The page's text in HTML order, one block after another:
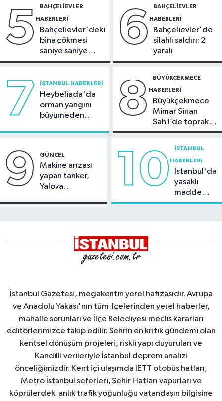
komisyonda
5 BAHÇELIEVLER
HABERLERI
Bahçelievler'deki
bina çökmesi
saniye saniye
görüntülendi
6 BAHÇELIEVLER
HABERLERI
Bahçelievler'de
silahlı saldırı: 2
yaralı
7 İSTANBUL HABERLERI
Heybeliada'da
orman yangını
büyümeden
8 BÜYÜKÇEKMECE
HABERLERI
Büyükçekmece
Mimar Sinan
Sahil’de toprak
kayması
9 GÜNCEL
Makine arızası
yapan tanker,
Yalova
10 İSTANBUL
HABERLERI
İstanbul'da
yasaklı
madde
operasyonu
İstanbul Gazetesi, megakentin yerel hafızasıdır. Avrupa
ve Anadolu Yakası'nın tüm ilçelerinden yerel haberler,
mahalle sorunları ve İlçe Belediyesi meclis kararları
editörlerimizce takip edilir. Şehrin en kritik gündemi olan
kentsel dönüşüm projeleri, riskli yapı duyuruları ve
Kandilli verileriyle İstanbul deprem analizi
önceliğimizdir. Kent içi ulaşımda İETT otobüs hatları,
Metro İstanbul seferleri, Şehir Hatları vapurları ve
köprülerdeki anlık trafik yoğunluğu vatandaşın bilgisine